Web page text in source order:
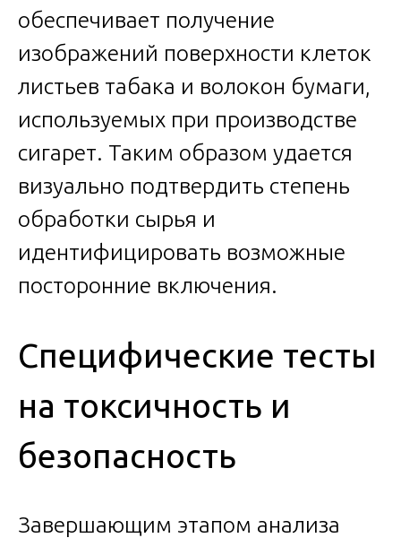
обеспечивает получение
изображений поверхности клеток
листьев табака и волокон бумаги,
используемых при производстве
сигарет. Таким образом удается
визуально подтвердить степень
обработки сырья и
идентифицировать возможные
посторонние включения.
Специфические тесты
на токсичность и
безопасность
Завершающим этапом анализа